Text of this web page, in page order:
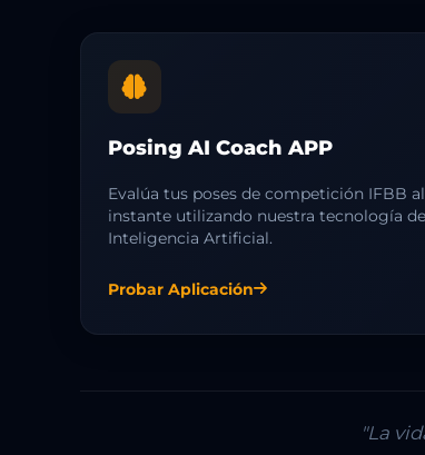
Posing AI Coach APP
Evalúa tus poses de competición IFBB al
instante utilizando nuestra tecnología de
Inteligencia Artificial.
Probar Aplicación
"La